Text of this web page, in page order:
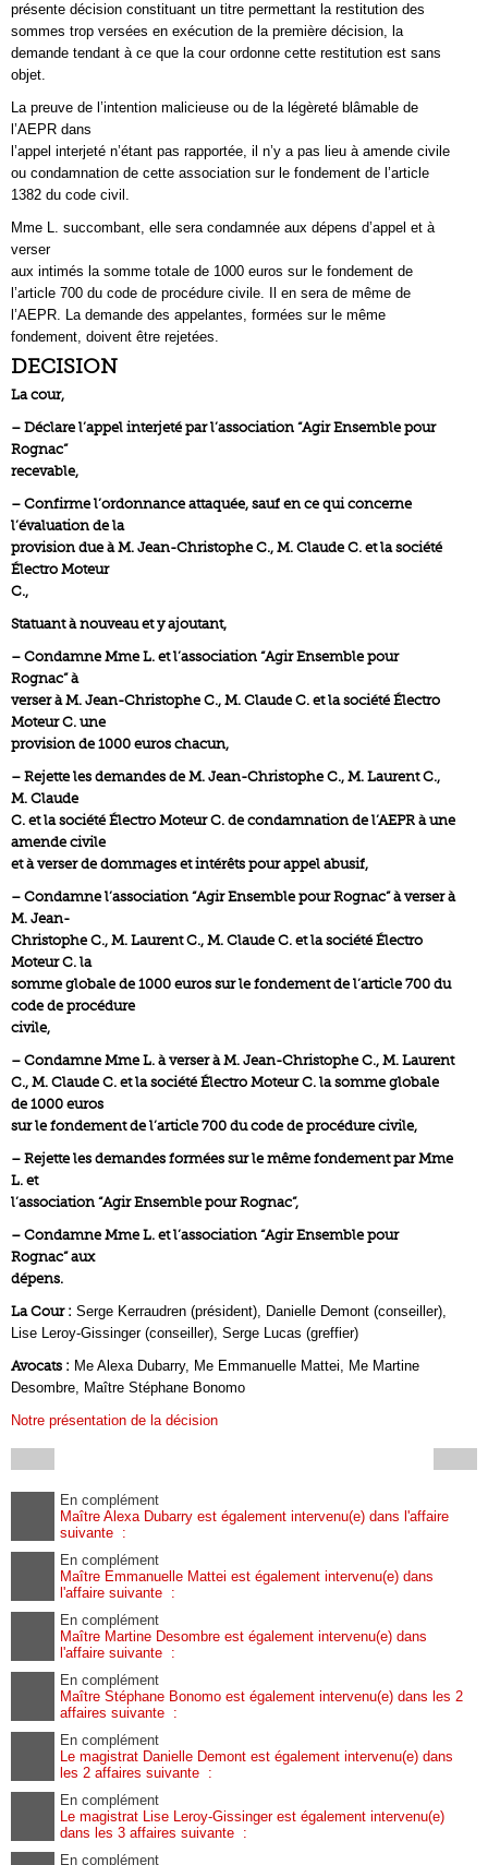
présente décision constituant un titre permettant la restitution des
sommes trop versées en exécution de la première décision, la
demande tendant à ce que la cour ordonne cette restitution est sans
objet.
La preuve de l’intention malicieuse ou de la légèreté blâmable de
l’AEPR dans
l’appel interjeté n’étant pas rapportée, il n’y a pas lieu à amende civile
ou condamnation de cette association sur le fondement de l’article
1382 du code civil.
Mme L. succombant, elle sera condamnée aux dépens d’appel et à
verser
aux intimés la somme totale de 1000 euros sur le fondement de
l’article 700 du code de procédure civile. Il en sera de même de
l’AEPR. La demande des appelantes, formées sur le même
fondement, doivent être rejetées.
DECISION
La cour,
– Déclare l’appel interjeté par l’association “Agir Ensemble pour
Rognac”
recevable,
– Confirme l’ordonnance attaquée, sauf en ce qui concerne
l’évaluation de la
provision due à M. Jean-Christophe C., M. Claude C. et la société
Électro Moteur
C.,
Statuant à nouveau et y ajoutant,
– Condamne Mme L. et l’association “Agir Ensemble pour
Rognac” à
verser à M. Jean-Christophe C., M. Claude C. et la société Électro
Moteur C. une
provision de 1000 euros chacun,
– Rejette les demandes de M. Jean-Christophe C., M. Laurent C.,
M. Claude
C. et la société Électro Moteur C. de condamnation de l’AEPR à une
amende civile
et à verser de dommages et intérêts pour appel abusif,
– Condamne l’association “Agir Ensemble pour Rognac” à verser à
M. Jean-
Christophe C., M. Laurent C., M. Claude C. et la société Électro
Moteur C. la
somme globale de 1000 euros sur le fondement de l’article 700 du
code de procédure
civile,
– Condamne Mme L. à verser à M. Jean-Christophe C., M. Laurent
C., M. Claude C. et la société Électro Moteur C. la somme globale
de 1000 euros
sur le fondement de l’article 700 du code de procédure civile,
– Rejette les demandes formées sur le même fondement par Mme
L. et
l’association “Agir Ensemble pour Rognac”,
– Condamne Mme L. et l’association “Agir Ensemble pour
Rognac” aux
dépens.
La Cour : Serge Kerraudren (président), Danielle Demont (conseiller),
Lise Leroy-Gissinger (conseiller), Serge Lucas (greffier)
Avocats : Me Alexa Dubarry, Me Emmanuelle Mattei, Me Martine
Desombre, Maître Stéphane Bonomo
Notre présentation de la décision
En complément
Maître Alexa Dubarry est également intervenu(e) dans l'affaire
suivante :
En complément
Maître Emmanuelle Mattei est également intervenu(e) dans
l'affaire suivante :
En complément
Maître Martine Desombre est également intervenu(e) dans
l'affaire suivante :
En complément
Maître Stéphane Bonomo est également intervenu(e) dans les 2
affaires suivante :
En complément
Le magistrat Danielle Demont est également intervenu(e) dans
les 2 affaires suivante :
En complément
Le magistrat Lise Leroy-Gissinger est également intervenu(e)
dans les 3 affaires suivante :
En complément